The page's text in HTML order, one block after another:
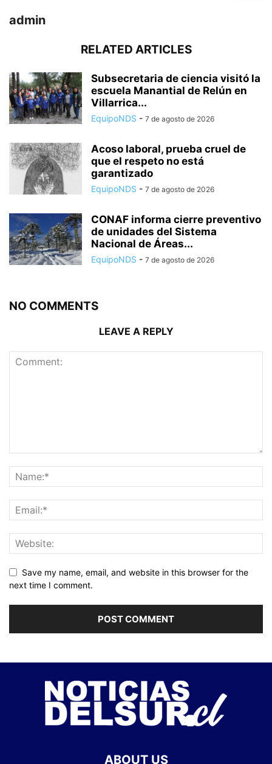
admin
RELATED ARTICLES
Subsecretaria de ciencia visitó la
escuela Manantial de Relún en
Villarrica...
EquipoNDS - 7 de agosto de 2026
Acoso laboral, prueba cruel de
que el respeto no está
garantizado
EquipoNDS - 7 de agosto de 2026
CONAF informa cierre preventivo
de unidades del Sistema
Nacional de Áreas...
EquipoNDS - 7 de agosto de 2026
NO COMMENTS
LEAVE A REPLY
Save my name, email, and website in this browser for the
next time I comment.
ABOUT US